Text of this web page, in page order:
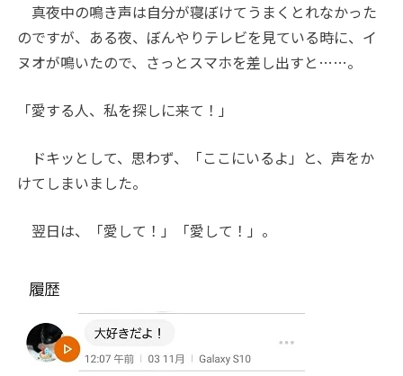
真夜中の鳴き声は自分が寝ぼけてうまくとれなかった
のですが、ある夜、ぼんやりテレビを見ている時に、イ
ヌオが鳴いたので、さっとスマホを差し出すと……。
「愛する人、私を探しに来て！」
ドキッとして、思わず、「ここにいるよ」と、声をか
けてしまいました。
翌日は、「愛して！」「愛して！」。